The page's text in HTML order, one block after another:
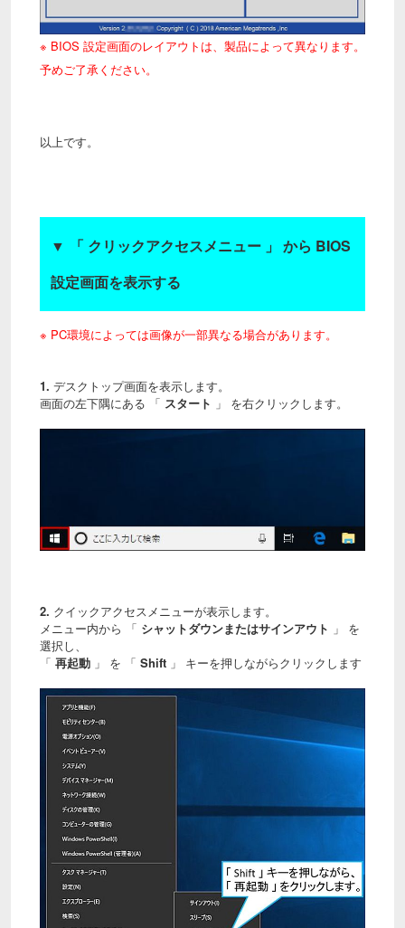
※ BIOS 設定画面のレイアウトは、製品によって異なります。
予めご了承ください。
以上です。
▼
「 クリックアクセスメニュー 」 から BIOS
設定画面を表示する
※ PC環境によっては画像が一部異なる場合があります。
1. デスクトップ画面を表示します。
画面の左下隅にある 「 スタート 」 を右クリックします。
2. クイックアクセスメニューが表示します。
メニュー内から 「 シャットダウンまたはサインアウト 」 を
選択し、
「 再起動 」 を 「 Shift 」 キーを押しながらクリックします